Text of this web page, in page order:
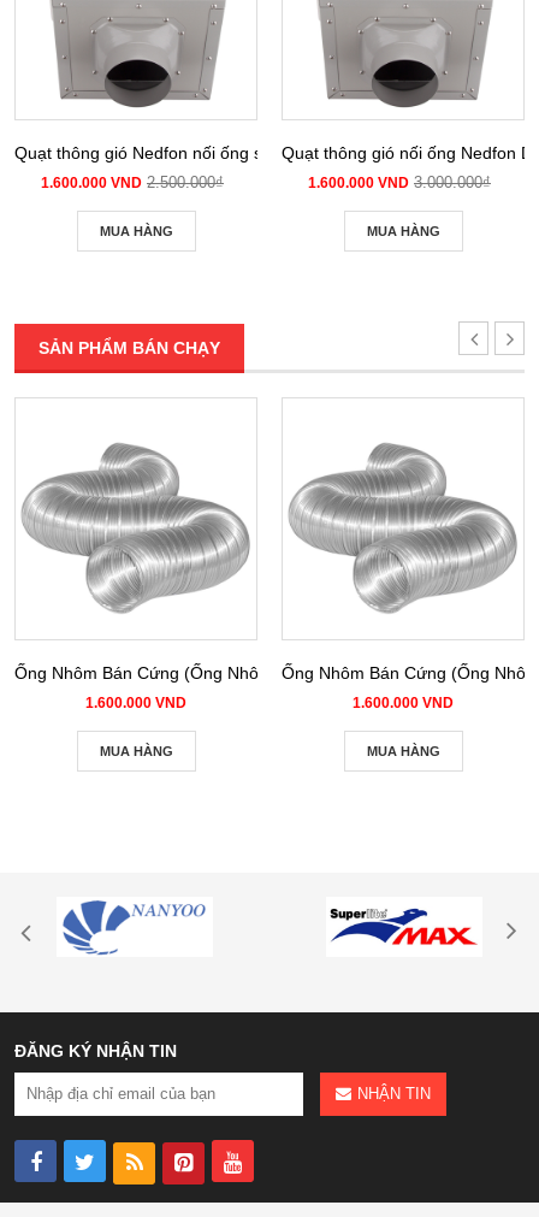
Quạt thông gió Nedfon nối ống siêu âm DPT 10-12B
1.600.000 VND 2.500.000₫
MUA HÀNG
Quạt thông gió nối ống Nedfon
1.600.000 VND 3.000.000₫
MUA HÀNG
SẢN PHẨM BÁN CHẠY
Ống Nhôm Bán Cứng (Ống Nhôm Nhún) phi 100
1.600.000 VND
MUA HÀNG
Ống Nhôm Bán Cứng (Ống
1.600.000 VND
MUA HÀNG
ĐĂNG KÝ NHẬN TIN
NHẬN TIN